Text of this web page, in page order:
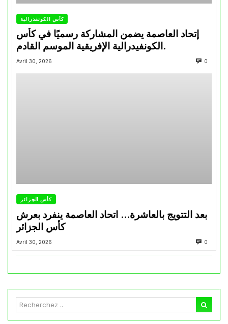
كأس الكونفدرالية
إتحاد العاصمة يضمن المشاركة رسميًا في كأس
الكونفيدرالية الإفريقية الموسم القادم.
Avril 30, 2026 0
كأس الجزائر
بعد التتويج بالعاشرة… اتحاد العاصمة ينفرد بعرش
كأس الجزائر
Avril 30, 2026 0